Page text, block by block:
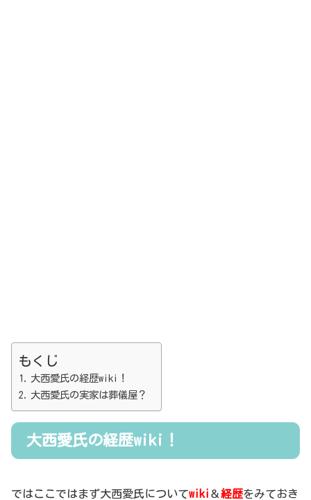
もくじ
大西愛氏の経歴wiki！
大西愛氏の実家は葬儀屋？
大西愛氏の経歴wiki！
ではここではまず大西愛氏についてwiki ＆経歴をみておき